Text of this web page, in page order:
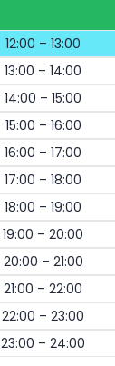
12:00 – 13:00
13:00 – 14:00
14:00 – 15:00
15:00 – 16:00
16:00 – 17:00
17:00 – 18:00
18:00 – 19:00
19:00 – 20:00
20:00 – 21:00
21:00 – 22:00
22:00 – 23:00
23:00 – 24:00